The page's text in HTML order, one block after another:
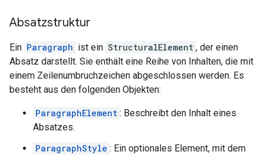
Absatzstruktur
Ein Paragraph ist ein StructuralElement , der einen
Absatz darstellt. Sie enthält eine Reihe von Inhalten, die mit
einem Zeilenumbruchzeichen abgeschlossen werden. Es
besteht aus den folgenden Objekten:
ParagraphElement : Beschreibt den Inhalt eines
Absatzes.
ParagraphStyle : Ein optionales Element, mit dem